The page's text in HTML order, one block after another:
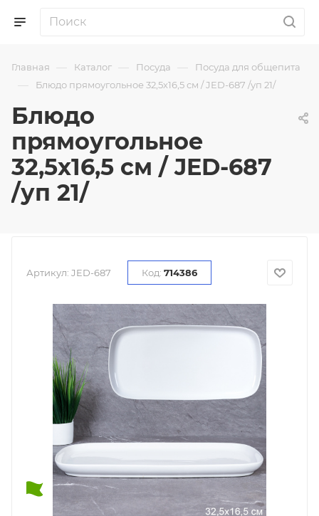
Главная — Каталог — Посуда — Посуда для общепита
— Блюдо прямоугольное 32,5х16,5 см / JED-687 /уп 21/
Блюдо
прямоугольное
32,5х16,5 см / JED-687
/уп 21/
Артикул: JED-687 Код: 714386